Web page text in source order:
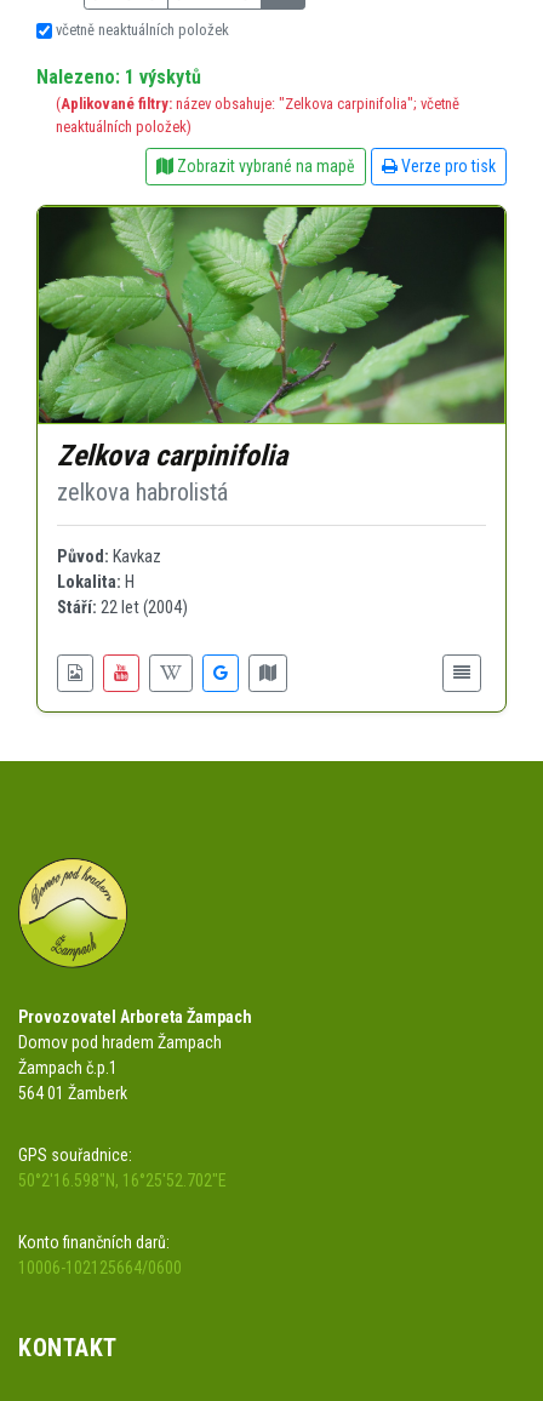
včetně neaktuálních položek
Nalezeno: 1 výskytů
(Aplikované filtry: název obsahuje: "Zelkova carpinifolia"; včetně
neaktuálních položek)
Zobrazit vybrané na mapě Verze pro tisk
Zelkova carpinifolia
zelkova habrolistá
Původ: Kavkaz
Lokalita: H
Stáří: 22 let (2004)
Provozovatel Arboreta Žampach
Domov pod hradem Žampach
Žampach č.p.1
564 01 Žamberk
GPS souřadnice:
50°2'16.598"N, 16°25'52.702"E
Konto finančních darů:
10006-102125664/0600
KONTAKT